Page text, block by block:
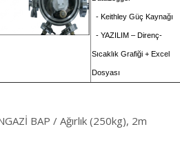
- Keithley Güç Kaynağı
- YAZILIM – Direnç-
Sıcaklık Grafiği + Excel
Dosyası
BAP / Ağırlık (250kg), 2m